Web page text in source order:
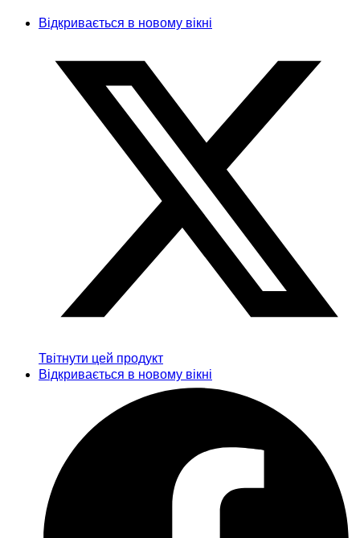
Відкривається в новому вікні
Твітнути цей продукт
Відкривається в новому вікні